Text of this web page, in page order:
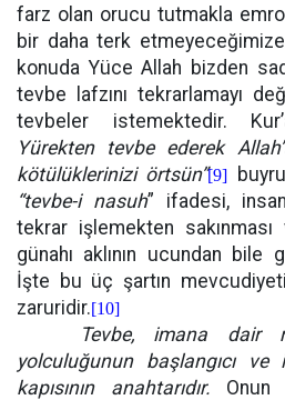
farz olan orucu tutmakla
bir daha terk
konuda Yüce Allah bizden
tevbe lafzını tekrarlamayı
tevbeler istemektedir.
Yürekten tevbe ederek
kötülüklerinizi örtsün”[9]
“tevbe-i nasuh” ifadesi,
tekrar işlemekten
günahı aklının ucundan bile
İşte bu üç şartın
zaruridir.[10]
Tevbe, imana dair
yolculuğunun başlangıcı
kapısının anahtarıdır.